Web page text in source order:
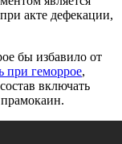
акте дефекации,
бы избавило от
при геморрое,
включать